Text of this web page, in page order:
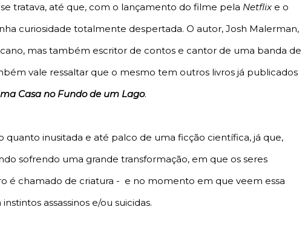
tratava, até que, com o lançamento do filme pela Netflix e o
curiosidade totalmente despertada. O autor, Josh Malerman,
mas também escritor de contos e cantor de uma banda de
vale ressaltar que o mesmo tem outros livros já publicados
Casa no Fundo de um Lago.
inusitada e até palco de uma ficção científica, já que,
sofrendo uma grande transformação, em que os seres
é chamado de criatura - e no momento em que veem essa
assassinos e/ou suicidas.